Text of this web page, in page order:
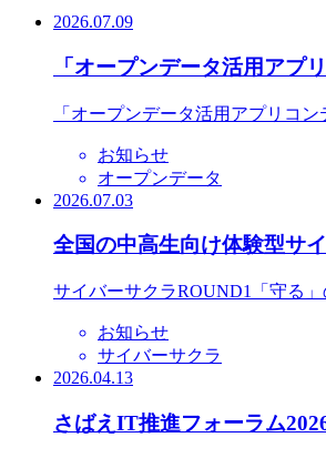
2026.07.09
「オープンデータ活用アプ
「オープンデータ活用アプリコ
お知らせ
オープンデータ
2026.07.03
全国の中高生向け体験型サ
サイバーサクラROUND1「守る
お知らせ
サイバーサクラ
2026.04.13
さばえIT推進フォーラム